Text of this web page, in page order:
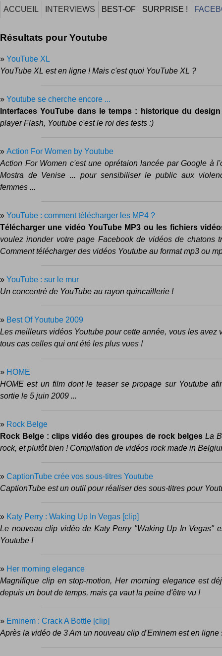
ACCUEIL INTERVIEWS BEST-OF SURPRISE !
Résultats pour Youtube
» YouTube XL
YouTube XL est en ligne ! Mais c'est quoi YouTube XL ?
» Youtube se cherche encore ...
Interfaces YouTube dans le temps : historique du design
player Flash, Youtube c'est le roi des tests :)
» Action For Women by Youtube
Action For Women c'est une oprétaion lancée par Google à
Mostra de Venise ... pour sensibiliser le public aux
femmes ...
» YouTube : comment télécharger les MP4 ?
Télécharger une vidéo YouTube MP3 ou les fichiers
voulez inonder votre page Facebook de vidéos de chatons
Comment télécharger des vidéos Youtube au format mp3 ou
» YouTube : sur le mur
Un concentré de YouTube au rayon quincaillerie !
» Best Of Youtube 2009
Les meilleurs vidéos Youtube pour cette année, vous les avez
tous cas celles qui ont été les plus vues !
» HOME
HOME est un film dont le teaser se propage sur Youtube
sortie le 5 juin 2009 ...
» Rock Belge
Rock Belge : clips vidéo des groupes de rock belges La
rock, et plutôt bien ! Compilation de vidéos rock made in
» CaptionTube crée vos sous-titres Youtube
CaptionTube est un outil pour réaliser des sous-titres pour
» Katy Perry : Waking Up In Vegas [clip]
Le nouveau clip vidéo de Katy Perry "Waking Up In Vegas"
Youtube !
» Her morning elegance
Magnifique clip en stop-motion, Her morning elegance est
depuis un bout de temps, mais ça vaut la peine d'être vu !
» Eminem : Crack A Bottle [clip]
Après la vidéo de 3 Am un nouveau clip d'Eminem est en ligne